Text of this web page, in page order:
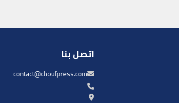
اتصل بنا
contact@choufpress.com